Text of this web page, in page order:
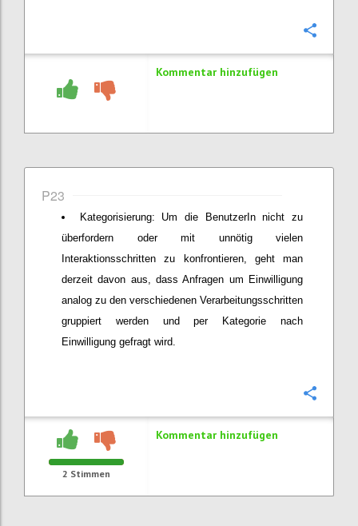
Kommentar hinzufügen
P23
Kategorisierung: Um die BenutzerIn nicht zu
überfordern oder mit unnötig vielen
Interaktionsschritten zu konfrontieren, geht man
derzeit davon aus, dass Anfragen um Einwilligung
analog zu den verschiedenen Verarbeitungsschritten
gruppiert werden und per Kategorie nach
Einwilligung gefragt wird.
2 Stimmen
Kommentar hinzufügen